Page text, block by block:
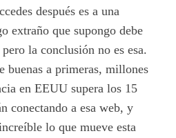
después es a una
extraño que supongo debe
la conclusión no es esa.
buenas a primeras, millones
en EEUU supera los 15
conectando a esa web, y
lo que mueve esta